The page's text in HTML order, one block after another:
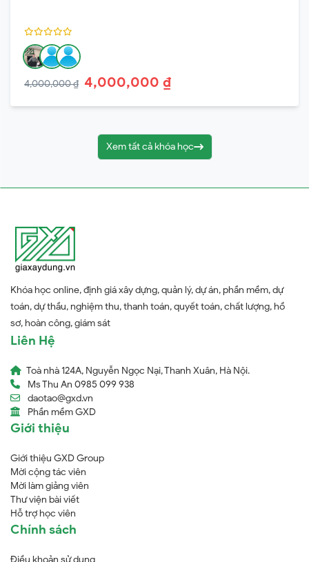
4,000,000 ₫ 4,000,000 ₫
Xem tất cả khóa học
Khóa học online, định giá xây dựng, quản lý, dự án, phần mềm, dự
toán, dự thầu, nghiệm thu, thanh toán, quyết toán, chất lượng, hồ
sơ, hoàn công, giám sát
Liên Hệ
Toà nhà 124A, Nguyễn Ngọc Nại, Thanh Xuân, Hà Nội.
Ms Thu An 0985 099 938
daotao@gxd.vn
Phần mềm GXD
Giới thiệu
Giới thiệu GXD Group
Mời cộng tác viên
Mời làm giảng viên
Thư viện bài viết
Hỗ trợ học viên
Chính sách
Điều khoản sử dụng